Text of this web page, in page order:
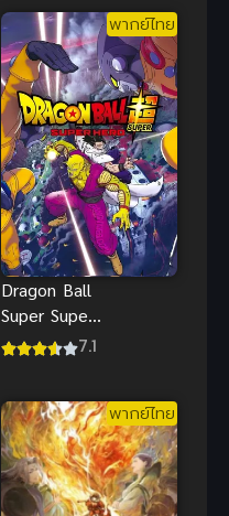
Kyuuketsuki
พากย์ไทย
Dragon Ball
Super Super
Hero ดราก้อน
ใหม่
7.1
พากย์ไทย